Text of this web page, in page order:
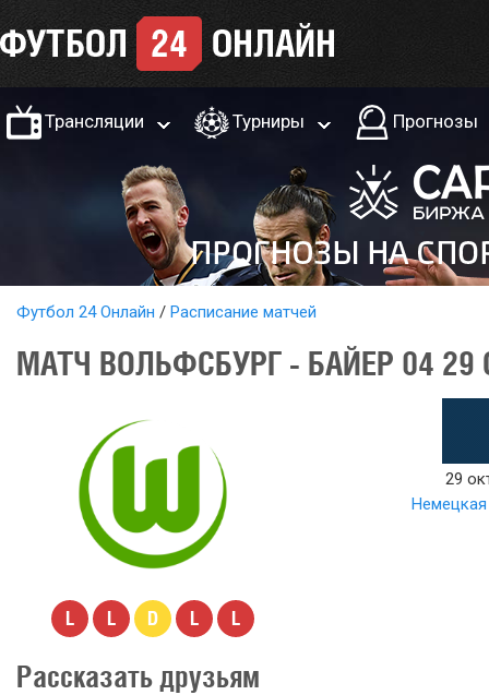
Трансляции Турниры Прогнозы
Футбол 24 Онлайн Расписание матчей
МАТЧ ВОЛЬФСБУРГ - БАЙЕР 04 29
L L D L L
29
Немецкая
Рассказать друзьям